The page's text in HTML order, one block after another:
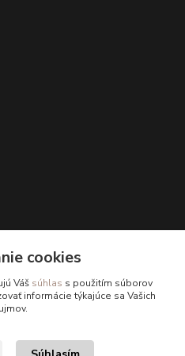
cookies
Váš súhlas s použitím súborov
informácie týkajúce sa Vašich